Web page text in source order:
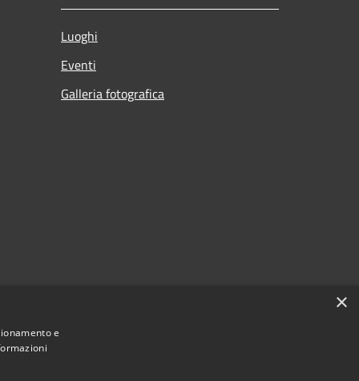
Luoghi
Eventi
Galleria fotografica
×
e